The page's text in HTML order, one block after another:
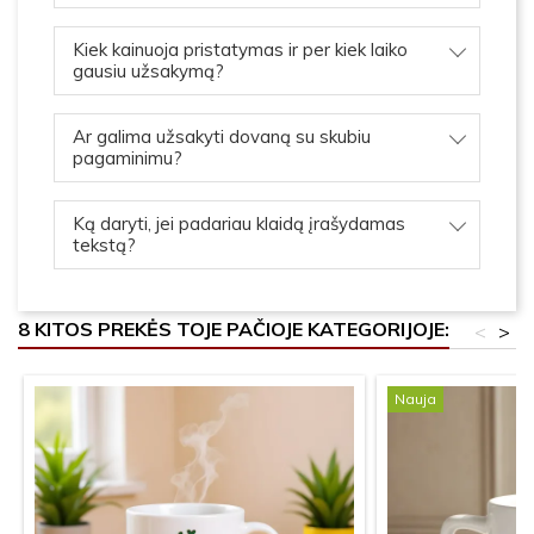
Kiek kainuoja pristatymas ir per kiek laiko
gausiu užsakymą?
Ar galima užsakyti dovaną su skubiu
pagaminimu?
Ką daryti, jei padariau klaidą įrašydamas
tekstą?
8 KITOS PREKĖS TOJE PAČIOJE KATEGORIJOJE: >
<
Nauja